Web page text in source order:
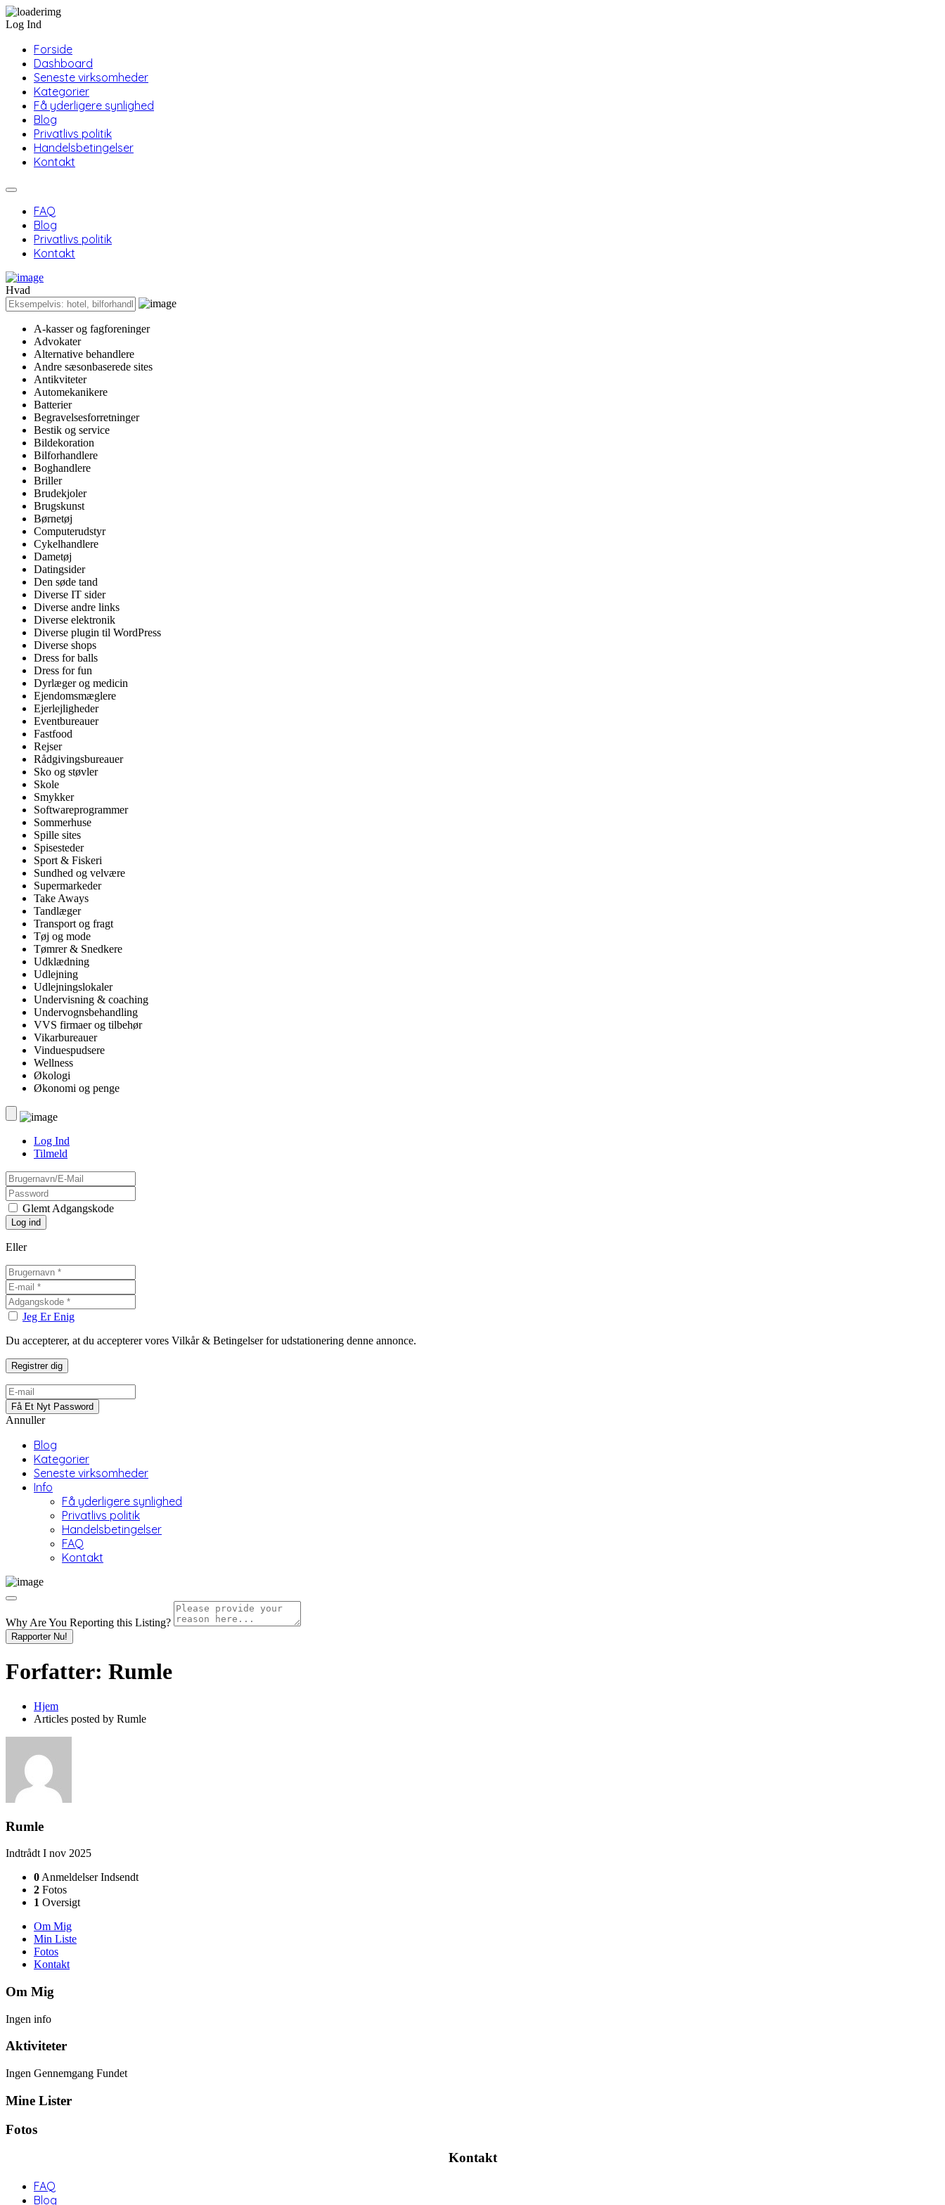
Log Ind
Forside
Dashboard
Seneste virksomheder
Kategorier
Få yderligere synlighed
Blog
Privatlivs politik
Handelsbetingelser
Kontakt
FAQ
Blog
Privatlivs politik
Kontakt
Hvad
A-kasser og fagforeninger
Advokater
Alternative behandlere
Andre sæsonbaserede sites
Antikviteter
Automekanikere
Batterier
Begravelsesforretninger
Bestik og service
Bildekoration
Bilforhandlere
Boghandlere
Briller
Brudekjoler
Brugskunst
Børnetøj
Computerudstyr
Cykelhandlere
Dametøj
Datingsider
Den søde tand
Diverse IT sider
Diverse andre links
Diverse elektronik
Diverse plugin til WordPress
Diverse shops
Dress for balls
Dress for fun
Dyrlæger og medicin
Ejendomsmæglere
Ejerlejligheder
Eventbureauer
Fastfood
Rejser
Rådgivingsbureauer
Sko og støvler
Skole
Smykker
Softwareprogrammer
Sommerhuse
Spille sites
Spisesteder
Sport & Fiskeri
Sundhed og velvære
Supermarkeder
Take Aways
Tandlæger
Transport og fragt
Tøj og mode
Tømrer & Snedkere
Udklædning
Udlejning
Udlejningslokaler
Undervisning & coaching
Undervognsbehandling
VVS firmaer og tilbehør
Vikarbureauer
Vinduespudsere
Wellness
Økologi
Økonomi og penge
Log Ind
Tilmeld
Glemt Adgangskode
Eller
Jeg Er Enig
Du accepterer, at du accepterer vores Vilkår & Betingelser for udstationering denne annonce.
Annuller
Blog
Kategorier
Seneste virksomheder
Info
Få yderligere synlighed
Privatlivs politik
Handelsbetingelser
FAQ
Kontakt
Why Are You Reporting this Listing?
Rapporter Nu!
Forfatter: Rumle
Hjem
Articles posted by Rumle
Rumle
Indtrådt I nov 2025
0 Anmeldelser Indsendt
2 Fotos
1 Oversigt
Om Mig
Min Liste
Fotos
Kontakt
Om Mig
Ingen info
Aktiviteter
Ingen Gennemgang Fundet
Mine Lister
Fotos
Kontakt
FAQ
Blog